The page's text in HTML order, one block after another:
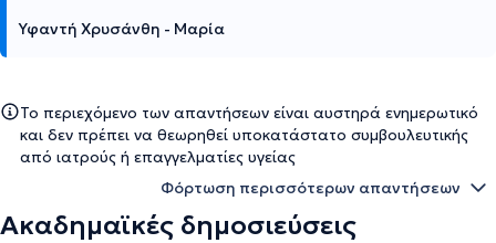
Υφαντή Χρυσάνθη - Μαρία
Το περιεχόμενο των απαντήσεων είναι αυστηρά ενημερωτικό
και δεν πρέπει να θεωρηθεί υποκατάστατο συμβουλευτικής
από ιατρούς ή επαγγελματίες υγείας
Φόρτωση περισσότερων απαντήσεων
Ακαδημαϊκές δημοσιεύσεις